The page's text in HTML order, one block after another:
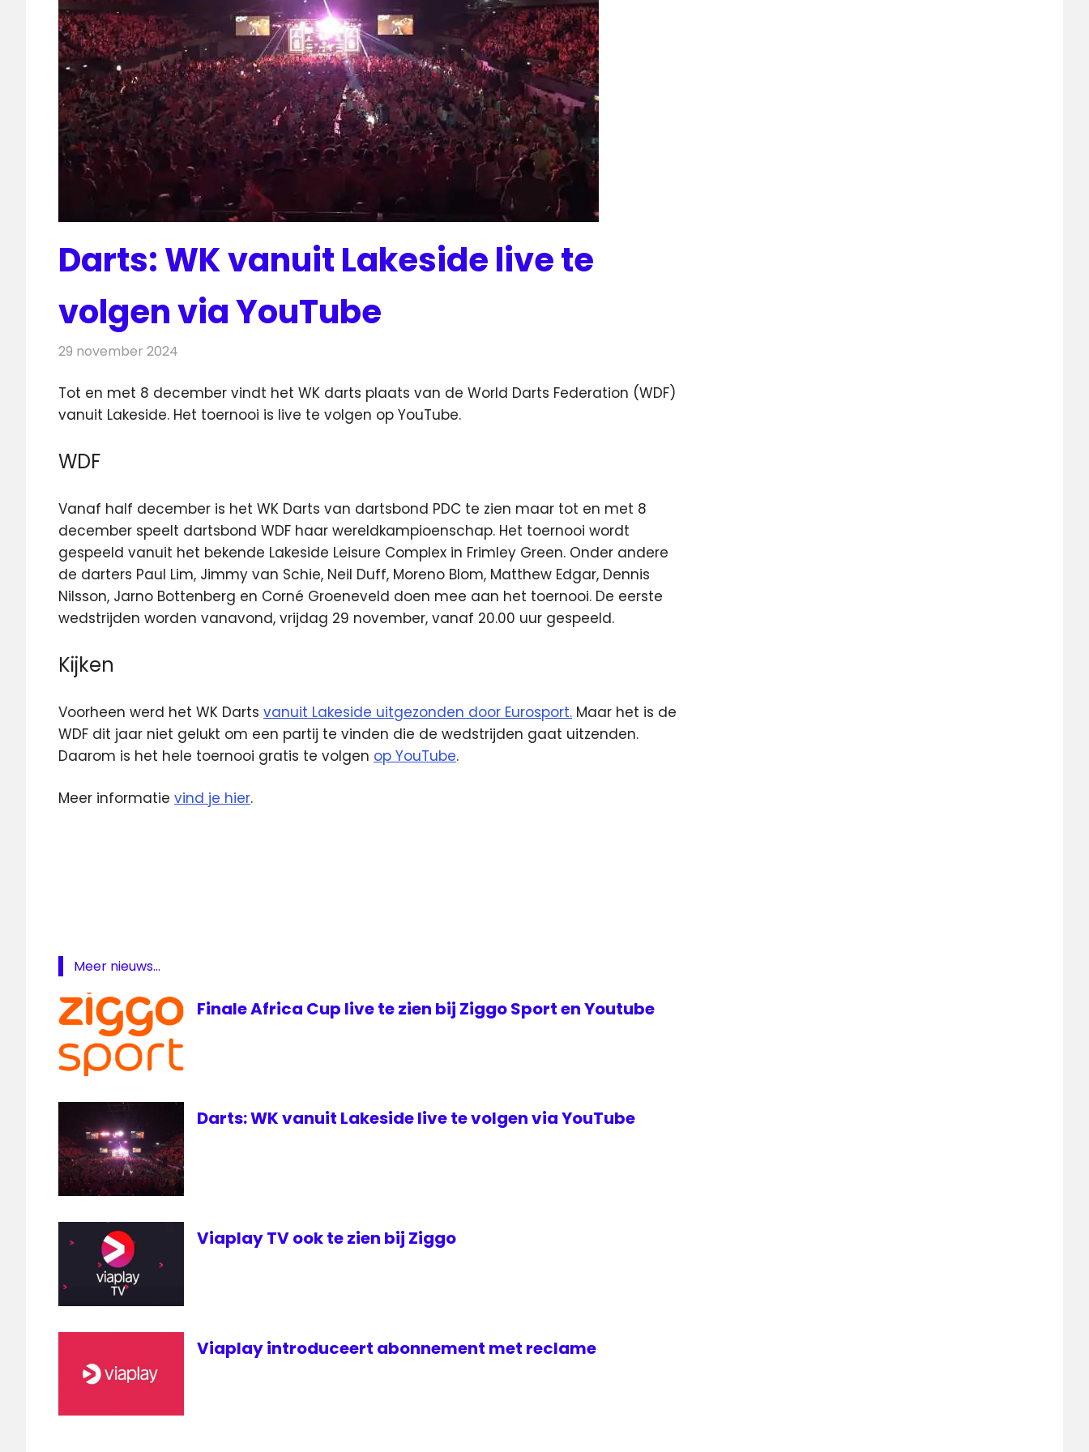
Darts: WK vanuit Lakeside live te
volgen via YouTube
29 november 2024
Tot en met 8 december vindt het WK darts plaats van de World Darts Federation (WDF)
vanuit Lakeside. Het toernooi is live te volgen op YouTube.
WDF
Vanaf half december is het WK Darts van dartsbond PDC te zien maar tot en met 8
december speelt dartsbond WDF haar wereldkampioenschap. Het toernooi wordt
gespeeld vanuit het bekende Lakeside Leisure Complex in Frimley Green. Onder andere
de darters Paul Lim, Jimmy van Schie, Neil Duff, Moreno Blom, Matthew Edgar, Dennis
Nilsson, Jarno Bottenberg en Corné Groeneveld doen mee aan het toernooi. De eerste
wedstrijden worden vanavond, vrijdag 29 november, vanaf 20.00 uur gespeeld.
Kijken
Voorheen werd het WK Darts vanuit Lakeside uitgezonden door Eurosport. Maar het is de
WDF dit jaar niet gelukt om een partij te vinden die de wedstrijden gaat uitzenden.
Daarom is het hele toernooi gratis te volgen op YouTube.
Meer informatie vind je hier.
Meer nieuws...
Finale Africa Cup live te zien bij Ziggo Sport en Youtube
Darts: WK vanuit Lakeside live te volgen via YouTube
Viaplay TV ook te zien bij Ziggo
Viaplay introduceert abonnement met reclame